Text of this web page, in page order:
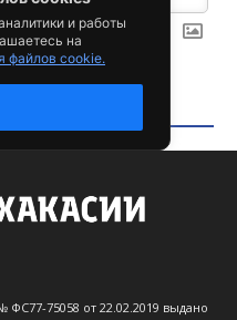
75058 от 22.02.2019 выдано